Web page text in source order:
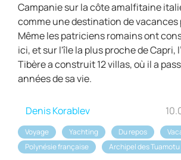
Campanie sur la côte amalfitaine
comme une destination de vacances
Même les patriciens romains ont
ici, et sur l'île la plus proche de Capri,
Tibère a construit 12 villas, où il a
années de sa vie.
Denis Korablev
Voyage Yachting Du repos
Polynésie française
Archipel des Tuamotu